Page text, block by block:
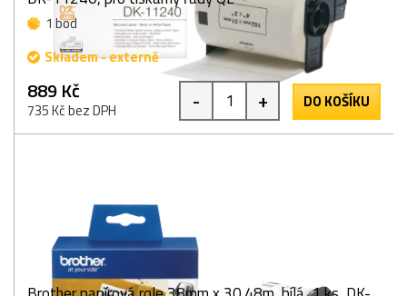
1 bod
Skladem - externě
889 Kč
735 Kč bez DPH - + DO KOŠÍKU